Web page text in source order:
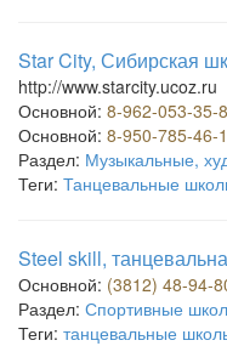
Star City, Сибирская
http://www.starcity.ucoz.ru
Основной: 8-962-053-35-
Основной: 8-950-785-46-
Раздел: Музыкальные,
Теги: Танцевальные
Steel skill,
Основной: (3812) 48-94-
Раздел: Спортивные
Теги: танцевальные